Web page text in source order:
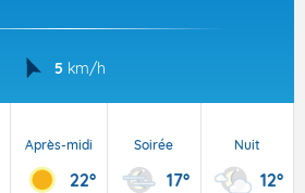
5 km/h
Après-midi
22°
Soirée
17°
Nuit
12°